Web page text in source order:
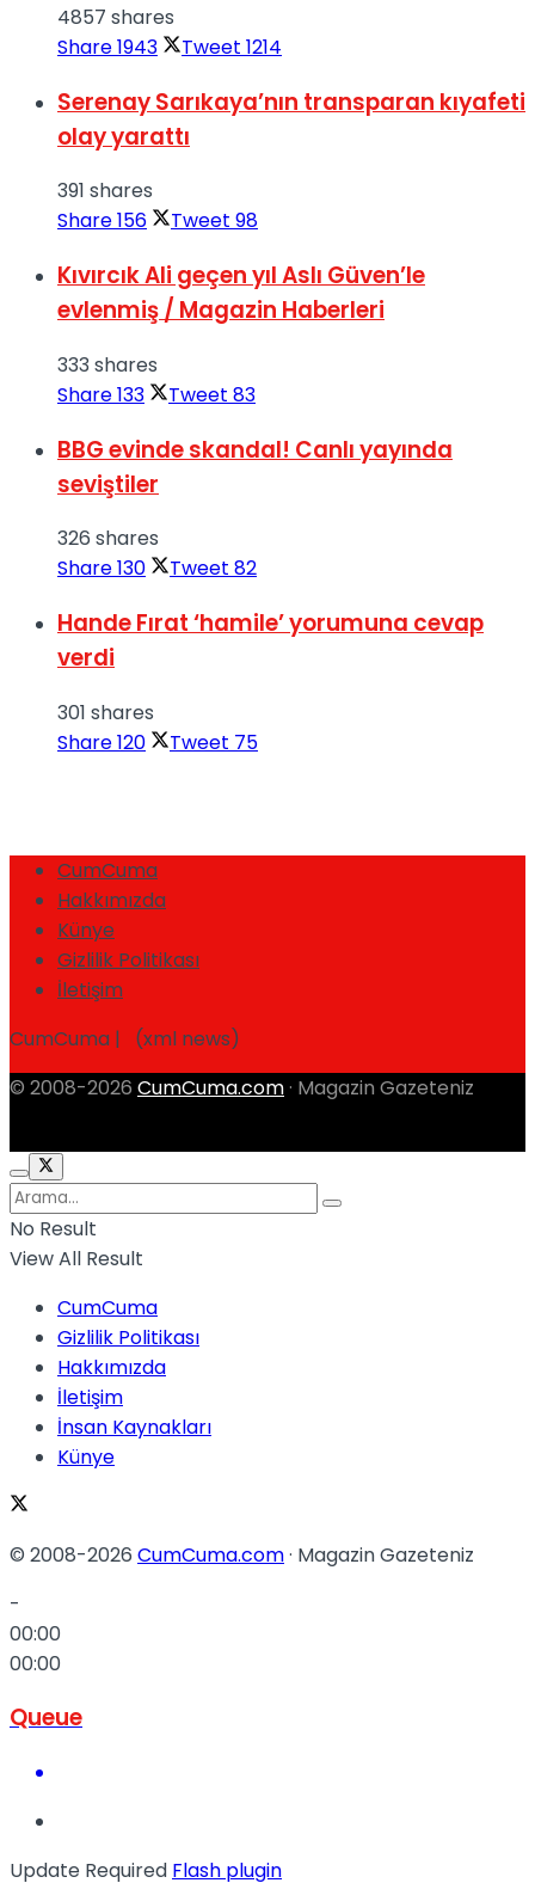
4857 shares
Share1943 Tweet 1214
Serenay Sarıkaya’nın transparan kıyafeti
olay yarattı
391 shares
Share156 Tweet 98
Kıvırcık Ali geçen yıl Aslı Güven’le
evlenmiş / Magazin Haberleri
333 shares
Share133 Tweet 83
BBG evinde skandal! Canlı yayında
seviştiler
326 shares
Share130 Tweet 82
Hande Fırat ‘hamile’ yorumuna cevap
verdi
301 shares
Share120 Tweet 75
CumCuma
Hakkımızda
Künye
Gizlilik Politikası
İletişim
CumCuma | (xml news)
© 2008-2026 CumCuma.com · Magazin Gazeteniz
No Result
View All Result
CumCuma
Gizlilik Politikası
Hakkımızda
İletişim
İnsan Kaynakları
Künye
© 2008-2026 CumCuma.com· Magazin Gazeteniz
-
00:00
00:00
Queue
Update Required Flash plugin